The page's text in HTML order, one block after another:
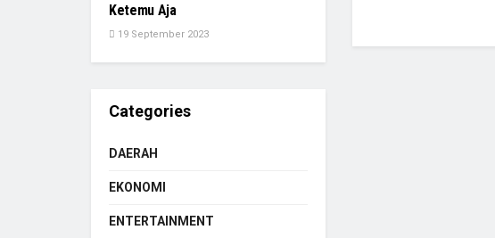
Ketemu Aja
19 September 2023
Categories
DAERAH
EKONOMI
ENTERTAINMENT